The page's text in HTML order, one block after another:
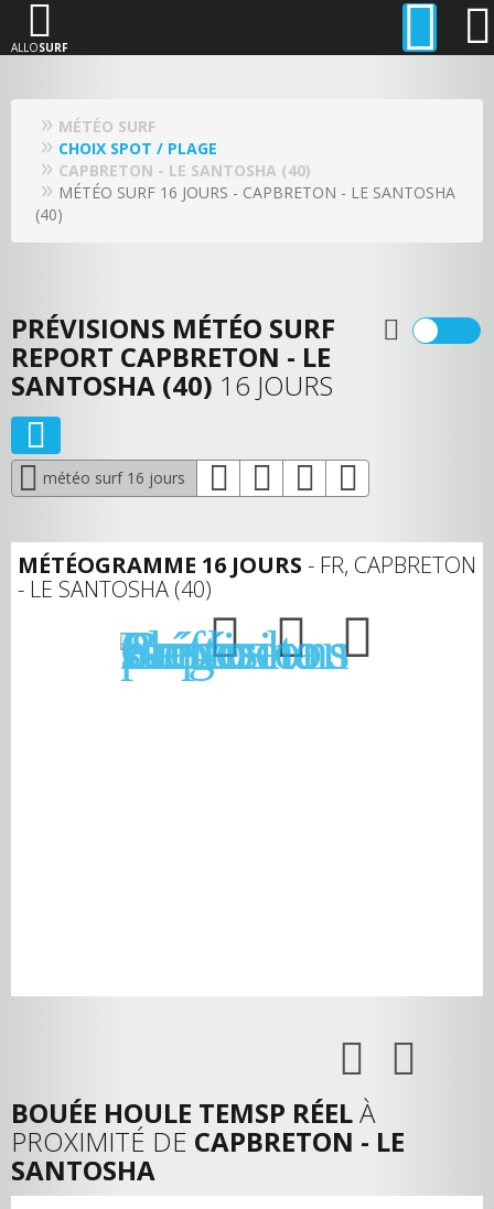
ALLOSURF
MÉTÉO SURF
CHOIX SPOT / PLAGE
CAPBRETON - LE SANTOSHA (40)
MÉTÉO SURF 16 JOURS - CAPBRETON - LE SANTOSHA
(40)
PRÉVISIONS MÉTÉO SURF
REPORT CAPBRETON - LE
SANTOSHA (40) 16 JOURS
météo surf 16 jours
MÉTÉOGRAMME 16 JOURS - FR, CAPBRETON
- LE SANTOSHA (40)
BOUÉE HOULE TEMSP RÉELÀ
PROXIMITÉ DE CAPBRETON - LE
SANTOSHA